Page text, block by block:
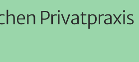
Privatpraxis